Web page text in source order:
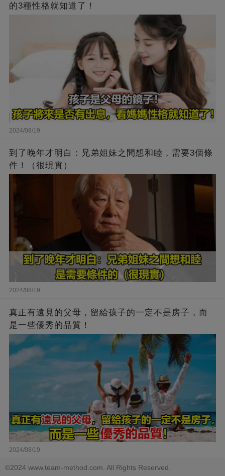
的3種性格就知道了！
2024/08/19
到了晚年才明白：兄弟姐妹之間想和睦，需要3個條
件！（很現實）
2024/08/19
真正有遠見的父母，留給孩子的一定不是房子，而
是一些優秀的品質！
2024/08/19
©2024 www.team-method.com. All Rights Reserved.